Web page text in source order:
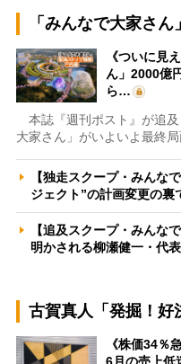
「みんなで大家さ
《ついに見
ん」2000億
ら…
本誌『週刊ポスト』が追
大家さん」がいよいよ最終
【独走スクープ・みんな
ジェクト”の計画変更の
【追及スクープ・みんな
明かされる柳瀬健一・代
古賀真人「発掘！好
《株価34％
6月の売上低